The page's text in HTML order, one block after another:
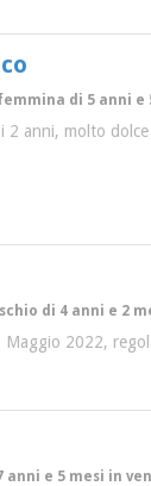
di 5 anni
2 anni, molto
di 4 anni e 2
2022,
anni e 5 mesi in